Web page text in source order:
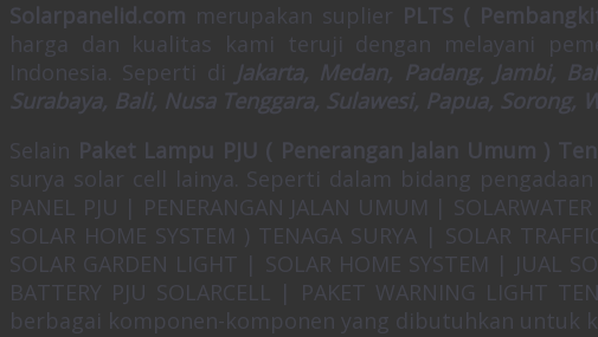
Solarpanelid.com merupakan suplier PLTS (
harga dan kualitas kami teruji dengan melayani
Indonesia. Seperti di Jakarta, Medan, Padang, Jambi,
Surabaya, Bali, Nusa Tenggara, Sulawesi, Papua, Sorong,
Selain Paket Lampu PJU ( Penerangan Jalan Umum )
surya solar cell lainya. Seperti dalam bidang
PANEL PJU | PENERANGAN JALAN UMUM |
SOLAR HOME SYSTEM ) TENAGA SURYA | SOLAR
SOLAR GARDEN LIGHT | SOLAR HOME SYSTEM | JUAL
BATTERY PJU SOLARCELL | PAKET WARNING LIGHT
berbagai komponen-komponen yang dibutuhkan untuk